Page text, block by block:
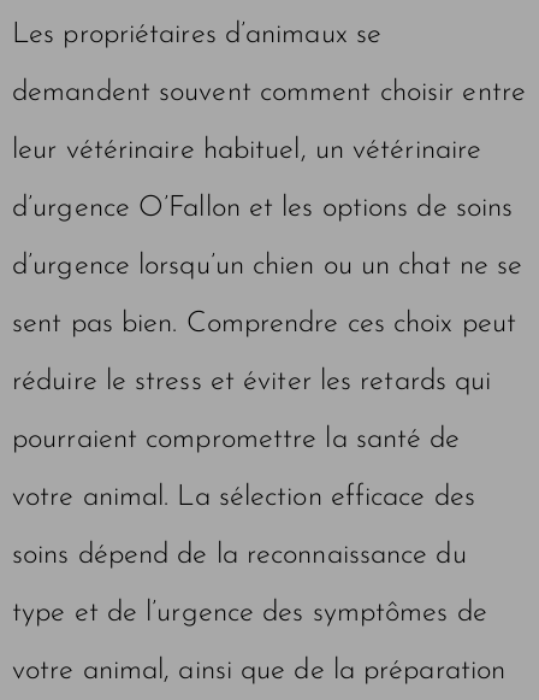
Les propriétaires d’animaux se
demandent souvent comment choisir entre
leur vétérinaire habituel, un vétérinaire
d’urgence O’Fallon et les options de soins
d’urgence lorsqu’un chien ou un chat ne se
sent pas bien. Comprendre ces choix peut
réduire le stress et éviter les retards qui
pourraient compromettre la santé de
votre animal. La sélection efficace des
soins dépend de la reconnaissance du
type et de l’urgence des symptômes de
votre animal, ainsi que de la préparation